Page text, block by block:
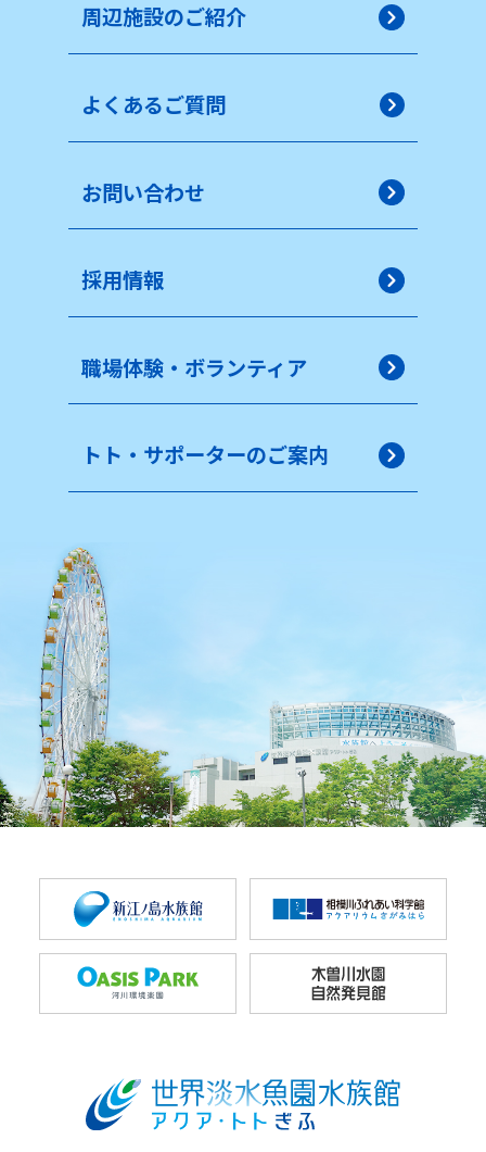
周辺施設のご紹介
よくあるご質問
お問い合わせ
採用情報
職場体験・ボランティア
トト・サポーターのご案内